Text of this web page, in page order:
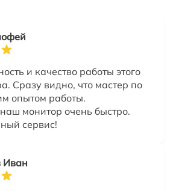
и качество работы этого
Сразу видно, что мастер по
опытом работы.
монитор очень быстро.
сервис!
Иван